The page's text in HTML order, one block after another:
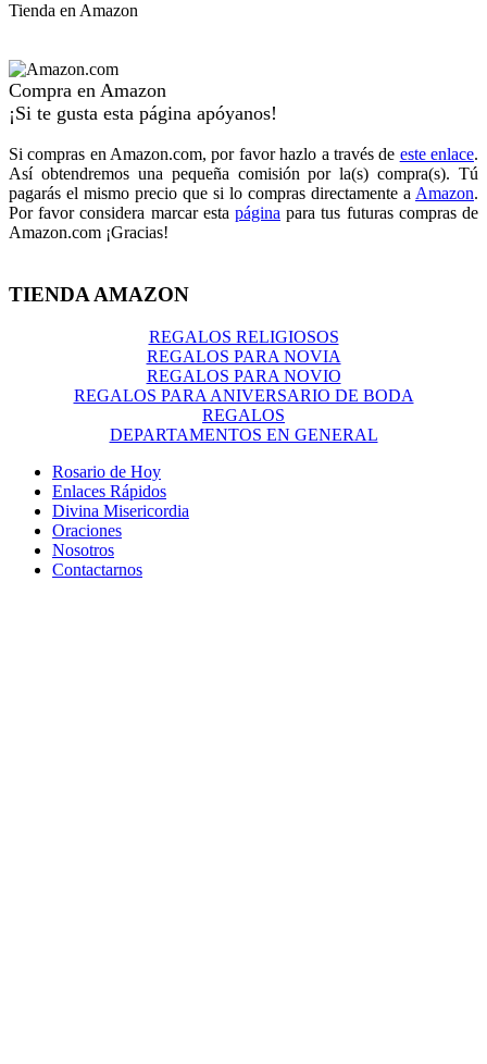
Tienda en Amazon
Compra en Amazon
¡Si te gusta esta página apóyanos!
Si compras en Amazon.com, por favor hazlo a través de este enlace.
Así obtendremos una pequeña comisión por la(s) compra(s). Tú
pagarás el mismo precio que si lo compras directamente a Amazon.
Por favor considera marcar esta página para tus futuras compras de
Amazon.com ¡Gracias!
TIENDA AMAZON
REGALOS RELIGIOSOS
REGALOS PARA NOVIA
REGALOS PARA NOVIO
REGALOS PARA ANIVERSARIO DE BODA
REGALOS
DEPARTAMENTOS EN GENERAL
Rosario de Hoy
Enlaces Rápidos
Divina Misericordia
Oraciones
Nosotros
Contactarnos